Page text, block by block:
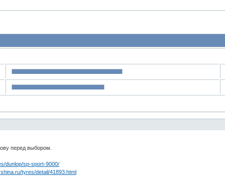
перед выбором.
dunlop/sp-sport-9000/
tyres/detail/41893.html